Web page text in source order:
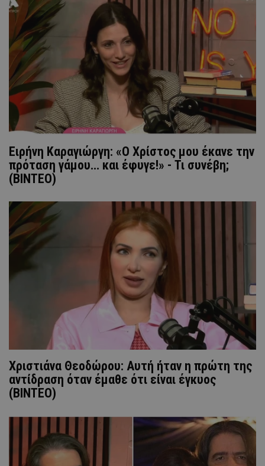
Ειρήνη Καραγιώργη: «Ο Χρίστος μου έκανε την
πρόταση γάμου… και έφυγε!» - Τι συνέβη;
(ΒΙΝΤΕΟ)
Χριστιάνα Θεοδώρου: Αυτή ήταν η πρώτη της
αντίδραση όταν έμαθε ότι είναι έγκυος
(ΒΙΝΤΕΟ)